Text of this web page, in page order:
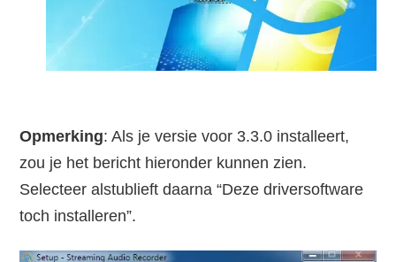
Opmerking: Als je versie voor 3.3.0 installeert,
zou je het bericht hieronder kunnen zien.
Selecteer alstublieft daarna “Deze driversoftware
toch installeren”.